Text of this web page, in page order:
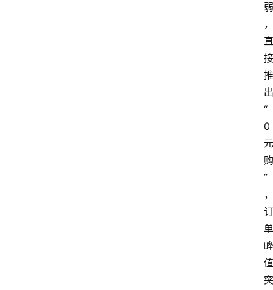
弱
，
直
接
推
出
“
0
元
购
”
，
订
单
峰
值
突